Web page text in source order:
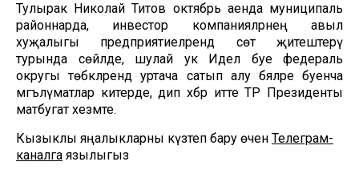
Тулырак Николай Титов октябрь аенда муниципаль
районнарда, инвестор компанияләрнең авыл
хуҗалыгы предприятиеләрендә сөт җитештерү
турында сөйләде, шулай ук Идел буе федераль
округы төбәкләрендә уртача сатып алу бәяләре буенча
мәгълүматлар китерде, дип хәбәр итте ТР Президенты
матбугат хезмәте.
Кызыклы яңалыкларны күзәтеп бару өчен Телеграм-
каналга язылыгыз